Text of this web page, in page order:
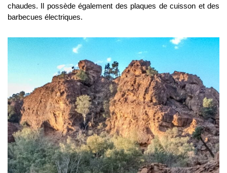
chaudes. Il possède également des plaques de cuisson et des
barbecues électriques.